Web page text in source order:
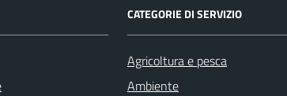
CATEGORIE DI SERVIZIO
Agricoltura e pesca
Ambiente